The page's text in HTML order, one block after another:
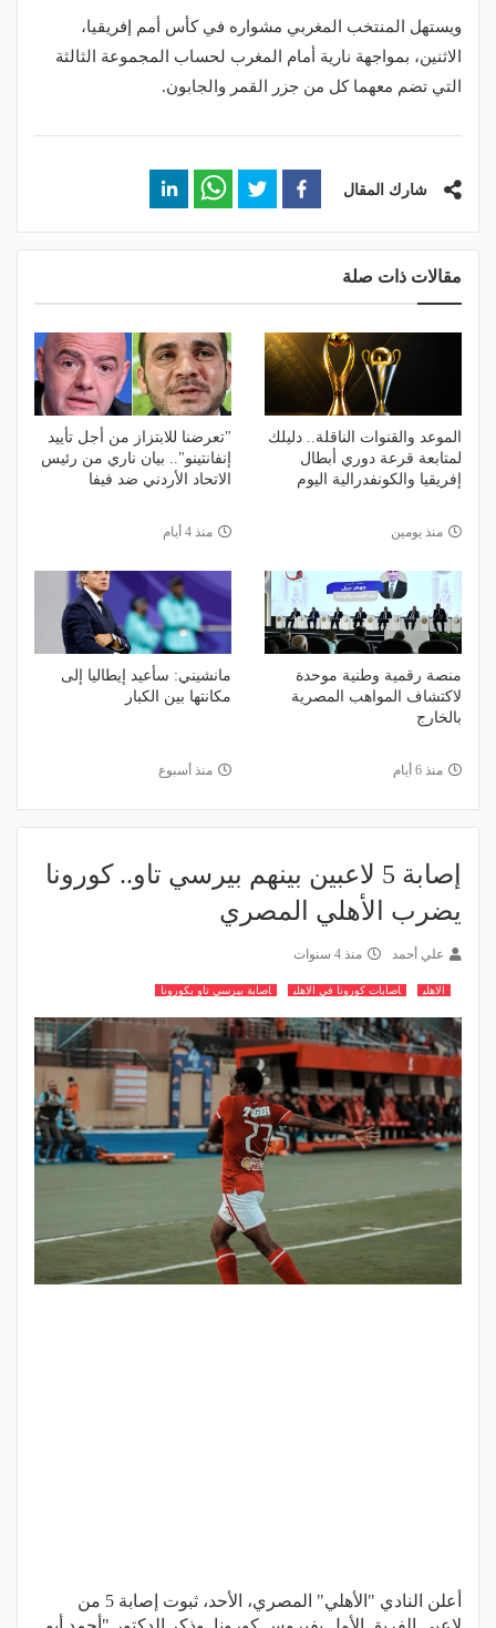
ويستهل المنتخب المغربي مشواره في كأس أمم إفريقيا،
الاثنين، بمواجهة نارية أمام المغرب لحساب المجموعة الثالثة
التي تضم معهما كل من جزر القمر والجابون.
شارك المقال
مقالات ذات صلة
الموعد والقنوات الناقلة.. دليلك
لمتابعة قرعة دوري أبطال
إفريقيا والكونفدرالية اليوم
منذ يومين
"تعرضنا للابتزاز من أجل تأييد
إنفانتينو".. بيان ناري من رئيس
الاتحاد الأردني ضد فيفا
منذ 4 أيام
منصة رقمية وطنية موحدة
لاكتشاف المواهب المصرية
بالخارج
منذ 6 أيام
مانشيني: سأعيد إيطاليا إلى
مكانتها بين الكبار
منذ أسبوع
إصابة 5 لاعبين بينهم بيرسي تاو.. كورونا
يضرب الأهلي المصري
علي أحمد منذ 4 سنوات
الاهلي اصابات كورونا في الاهلي اصابة بيرسي تاو بكورونا
أعلن النادي "الأهلي" المصري، الأحد، ثبوت إصابة 5 من